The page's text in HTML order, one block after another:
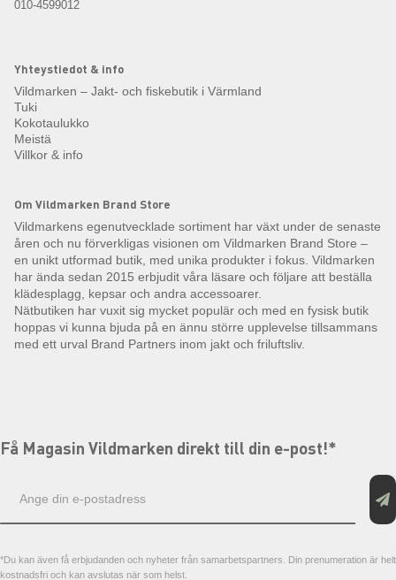
010-4599012
Yhteystiedot & info
Vildmarken – Jakt- och fiskebutik i Värmland
Tuki
Kokotaulukko
Meistä
Villkor & info
Om Vildmarken Brand Store
Vildmarkens egenutvecklade sortiment har växt under de senaste
åren och nu förverkligas visionen om Vildmarken Brand Store –
en unikt utformad butik, med unika produkter i fokus. Vildmarken
har ända sedan 2015 erbjudit våra läsare och följare att beställa
klädesplagg, kepsar och andra accessoarer.
Nätbutiken har vuxit sig mycket populär och med en fysisk butik
hoppas vi kunna bjuda på en ännu större upplevelse tillsammans
med ett urval Brand Partners inom jakt och friluftsliv.
Få Magasin Vildmarken direkt till din e-post!*
postadress
*Du kan även få erbjudanden och nyheter från samarbetspartners. Din prenumeration är helt
kostnadsfri och kan avslutas när som helst.